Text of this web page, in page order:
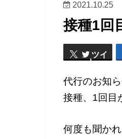
2021.10.25
接種1回
ツイ
ート
代行のお知
接種、1回目
何度も聞か